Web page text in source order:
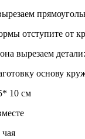
отступите от
вырезаем
основу
10 см